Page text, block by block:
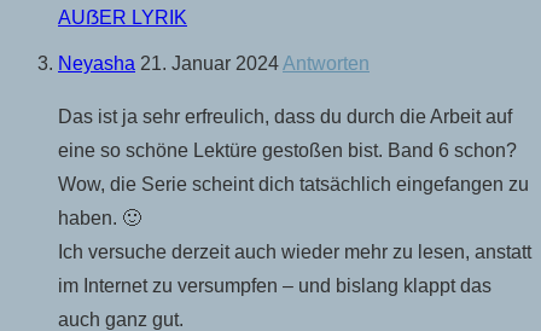
AUẞER LYRIK
Neyasha 21. Januar 2024Antworten
Das ist ja sehr erfreulich, dass du durch die Arbeit auf
eine so schöne Lektüre gestoßen bist. Band 6 schon?
Wow, die Serie scheint dich tatsächlich eingefangen zu
haben. 🙂
Ich versuche derzeit auch wieder mehr zu lesen, anstatt
im Internet zu versumpfen – und bislang klappt das
auch ganz gut.